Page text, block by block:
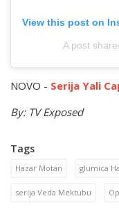
View this post on
A post
NOVO - Serija Yali
By: TV Exposed
Tags
Hazar Motan glumica
serija Veda Mektubu